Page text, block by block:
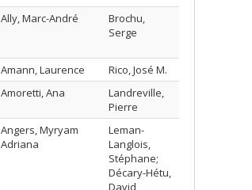
Ally, Marc-André
Brochu,
Serge
Amann, Laurence
Rico, José M.
Amoretti, Ana
Landreville,
Pierre
Angers, Myryam
Adriana
Leman-
Langlois,
Stéphane;
Décary-Hétu,
David